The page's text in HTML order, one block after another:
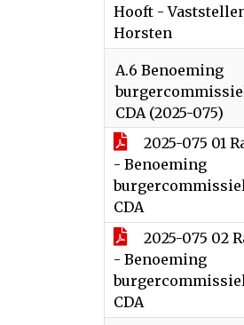
Hooft -
Horsten
A.6 Benoeming
CDA (2025-075)
2025-075 01
- Benoeming
CDA
2025-075 02
- Benoeming
CDA